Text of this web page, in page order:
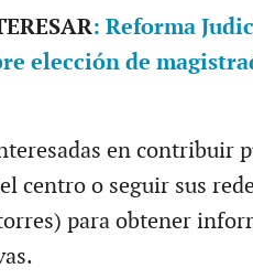
: Reforma
elección de
en contribuir
centro o seguir sus
para obtener